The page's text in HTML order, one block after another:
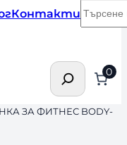
Контакти
Търсене 0
ЗА ФИТНЕС BODY-